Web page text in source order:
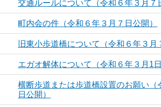
交通ルールについて（令和６年３月７
町内会の件（令和６年３月７日公開）
旧東小歩道橋について（令和６年３月
エガオ解体について（令和６年３月1日
横断歩道または歩道橋設置のお願い（
日公開）